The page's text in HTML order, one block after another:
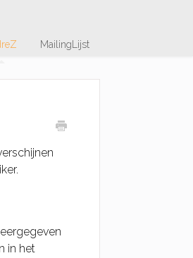
MailingLijst
in het